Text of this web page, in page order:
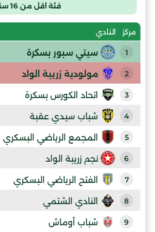
فئة اقل من 16 سنة ( ج )
مركز النادي
1 سيتي سبور بسكرة
2 مولودية زريبة الواد
3 اتحاد الكورس بسكرة
4 شباب سيدي عقبة
5 المجمع الرياضي البسكري
6 نجم زريبة الواد
7 الفتح الرياضي البسكري
8 النادي الشتمي
9 شباب أوماش